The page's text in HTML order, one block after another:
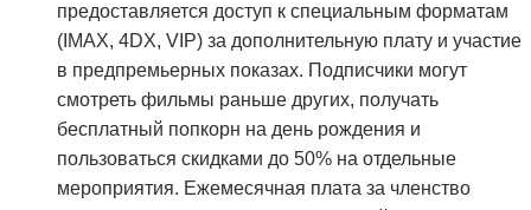
предоставляется доступ к специальным форматам
(IMAX, 4DX, VIP) за дополнительную плату и участие
в предпремьерных показах. Подписчики могут
смотреть фильмы раньше других, получать
бесплатный попкорн на день рождения и
пользоваться скидками до 50% на отдельные
мероприятия. Ежемесячная плата за членство